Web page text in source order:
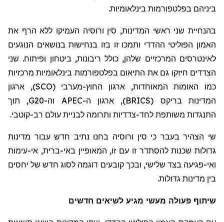
ביניהם בפלטפורמות בינלאומיות.
בהנחיית שני ראשי המדינות, סין ורוסיה העמיקו ללא הרף את
האמון הפוליטי ההדדי ותמכו זו בזו בנחישות בנושאים הנוגעים
לאינטרסים המרכזיים שלהן, כולל ריבונות, ביטחון ופיתוח. שני
הצדדים חיזקו גם את התיאום בפלטפורמות בינלאומיות מרכזיות
כמו האומות המאוחדות, ארגון החוץ-מערבי (SCO), ארגון
המדינות בריקס (
BRICS), ארגון ה-APEC וה-G20, תוך
התנגדות משותפת לחד-צדדיות ותרומה לבניית עולם רב-קוטבי.
שי הצהיר בעבר כי סין ורוסיה בחנו נתיב חדש עבור מדינות
גדולות שכנות להסתדר זו עם זו, המאופיין באי-ברית, אי-עימות
ואי-פגיעה בצד שלישי, ובכך קובעים דוגמה לסוג חדש של יחסים
בין מדינות גדולות.
שיתוף פעולה מעשי מגיע לשיאים חדשים